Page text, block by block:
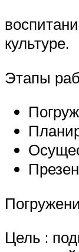
культуре.
Этапы
Цель :